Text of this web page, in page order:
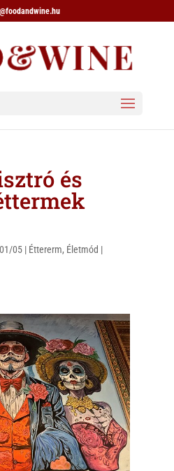
és
05| Éttererm, Életmód |